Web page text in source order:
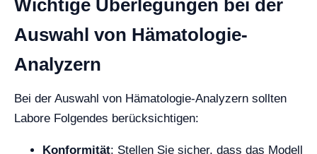
Wichtige Überlegungen bei der
Auswahl von Hämatologie-
Analyzern
Bei der Auswahl von Hämatologie-Analyzern sollten
Labore Folgendes berücksichtigen:
Konformität: Stellen Sie sicher, dass das Modell